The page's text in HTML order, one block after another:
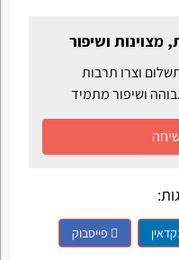
מצוינות ושיפור
דקות ללא תשלום וצרו תרבות
ושיפור מתמיד
פייסבוק